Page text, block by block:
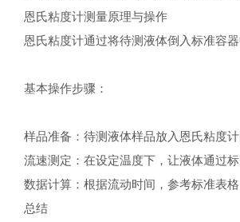
恩氏粘度计测量原理与操作
恩氏粘度计通过将待测液体倒入标准容
基本操作步骤：
样品准备：待测液体样品放入恩氏粘度
流速测定：在设定温度下，让液体通过
数据计算：根据流动时间，参考标准表
总结